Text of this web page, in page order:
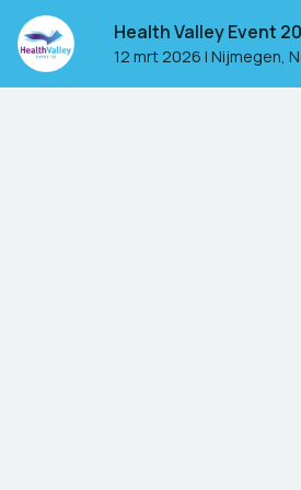
Health Valley Event
12 mrt 2026 | Nijmegen,